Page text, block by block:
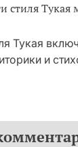
стиля
Тукая
и